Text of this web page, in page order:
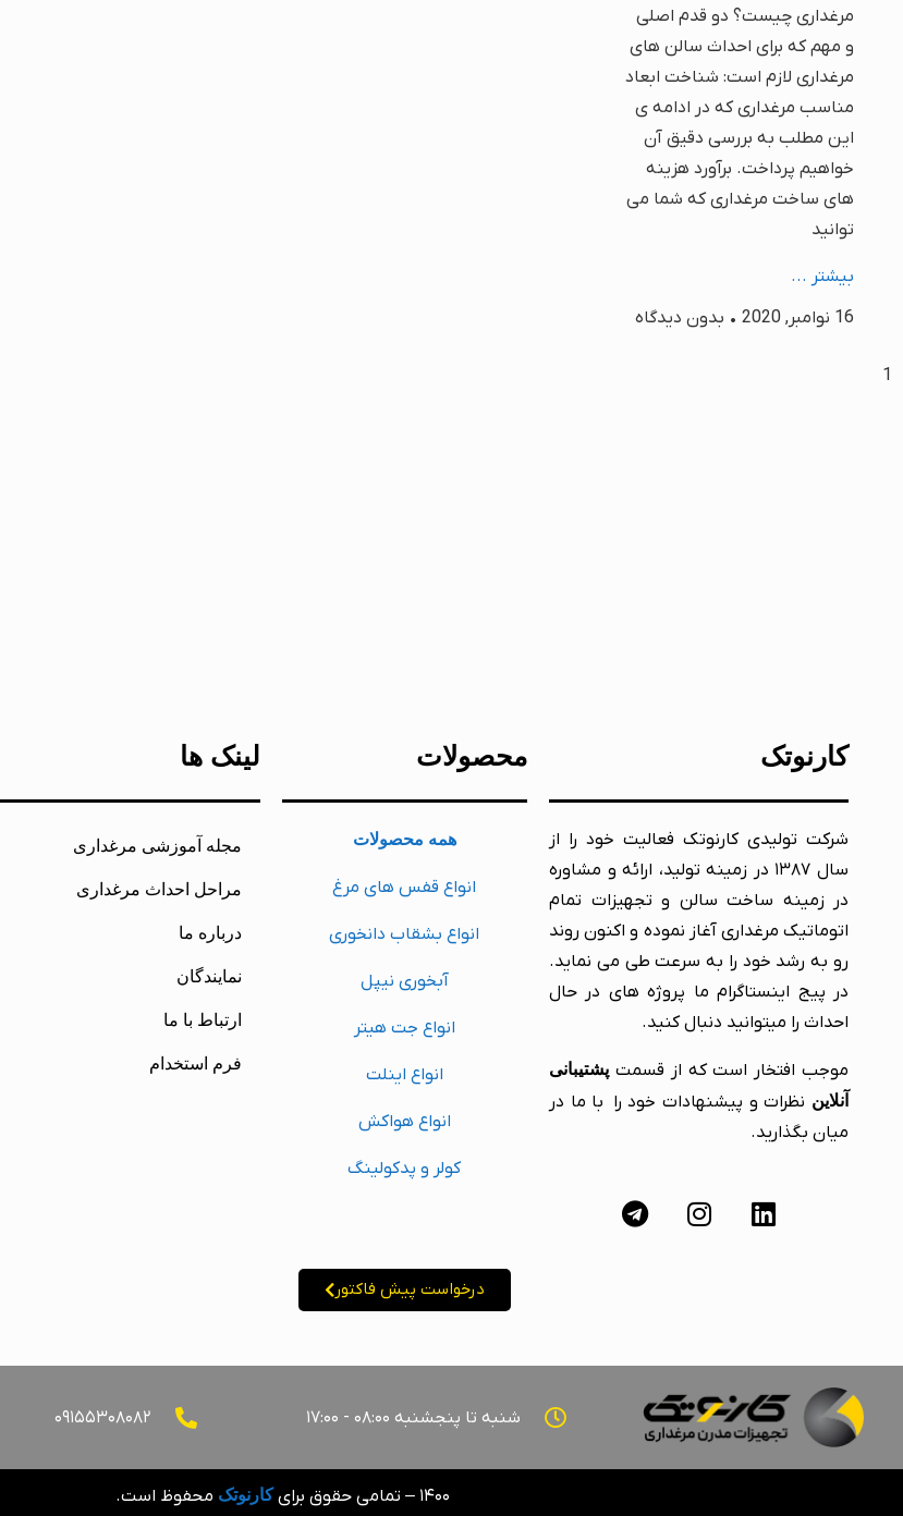
مرغداری چیست؟ دو قدم اصلی
و مهم که برای احداث سالن های
مرغداری لازم است: شناخت ابعاد
مناسب مرغداری که در ادامه ی
این مطلب به بررسی دقیق آن
خواهیم پرداخت. برآورد هزینه
های ساخت مرغداری که شما می
توانید
بیشتر ...
16 نوامبر, 2020
بدون دیدگاه
کارنوتک
شرکت تولیدی کارنوتک فعالیت خود را از
سال ۱۳۸۷ در زمینه تولید، ارائه و مشاوره
در زمینه ساخت سالن و تجهیزات تمام
اتوماتیک مرغداری آغاز نموده و اکنون روند
رو به رشد خود را به سرعت طی می نماید.
در پیج اینستاگرام ما پروژه های در حال
احداث را میتوانید دنبال کنید.
موجب افتخار است که از قسمتپشتیبانی
آنلاین نظرات و پیشنهادات خود را با ما در
میان بگذارید.
محصولات
همه محصولات
انواع قفس های مرغ
انواع بشقاب دانخوری
آبخوری نیپل
انواع جت هیتر
انواع اینلت
انواع هواکش
کولر و پدکولینگ
درخواست پیش فاکتور
لینک ها
مجله آموزشی مرغداری
مراحل احداث مرغداری
درباره ما
نمایندگان
ارتباط با ما
فرم استخدام
شنبه تا پنجشنبه ۰۸:۰۰ - ۱۷:۰۰ ۰۹۱۵۵۳۰۸۰۸۲
۱۴۰۰ – تمامی حقوق برای کارنوتک محفوظ است.